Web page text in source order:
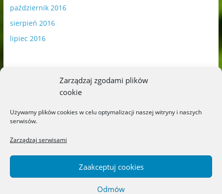
Zarządzaj zgodami plików
cookie
Używamy plików cookies w celu optymalizacji naszej witryny i naszych
serwisów.
Zarządzaj serwisami
Zaakceptuj cookies
Odmów
październik 2016
sierpień 2016
lipiec 2016